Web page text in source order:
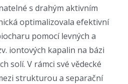
s drahým aktivním
optimalizovala efektivní
pomocí levných a
iontových kapalin na bázi
solí. V rámci své vědecké
strukturou a separační